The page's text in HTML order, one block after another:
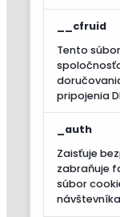
__cfruid
Tento
pripojenia
_auth
Zaisťuje
zabraňuje
súbor